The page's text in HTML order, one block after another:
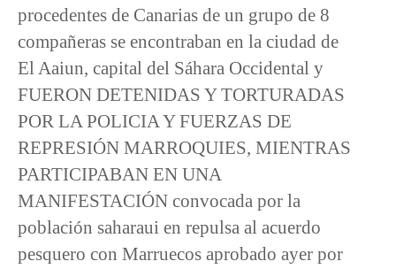
procedentes de Canarias de un grupo de 8
compañeras se encontraban en la ciudad de
El Aaiun, capital del Sáhara Occidental y
FUERON DETENIDAS Y TORTURADAS
POR LA POLICIA Y FUERZAS DE
REPRESIÓN MARROQUIES, MIENTRAS
PARTICIPABAN EN UNA
MANIFESTACIÓN convocada por la
población saharaui en repulsa al acuerdo
pesquero con Marruecos aprobado ayer por